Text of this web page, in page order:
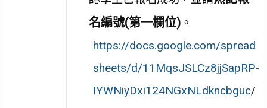
名編號(第一欄位)。
https://docs.google.com/spread
sheets/d/11MqsJSLCz8jjSapRP-
IYWNiyDxi124NGxNLdkncbguc/